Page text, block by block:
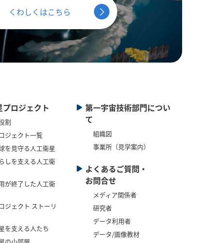
くわしくはこちら
ロジェクト
割
ジェクト一覧
見守る人工衛星
を支える人工衛
終了した人工衛
ジェクト ストーリ
支える人たち
第一宇宙技術部門につい
て
組織図
事業所（見学案内）
よくあるご質問・
お問合せ
メディア関係者
研究者
データ利用者
データ/画像教材